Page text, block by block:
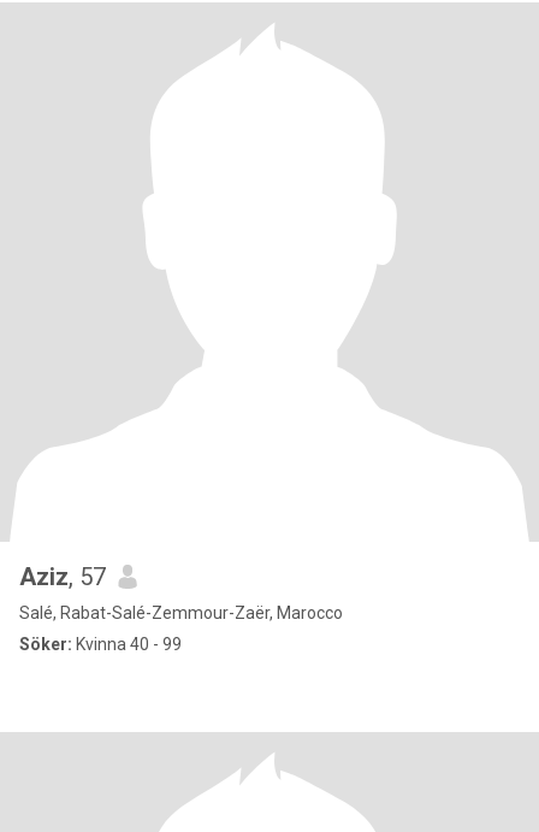
Aziz, 57
Salé, Rabat-Salé-Zemmour-Zaër, Marocco
Söker: Kvinna 40 - 99